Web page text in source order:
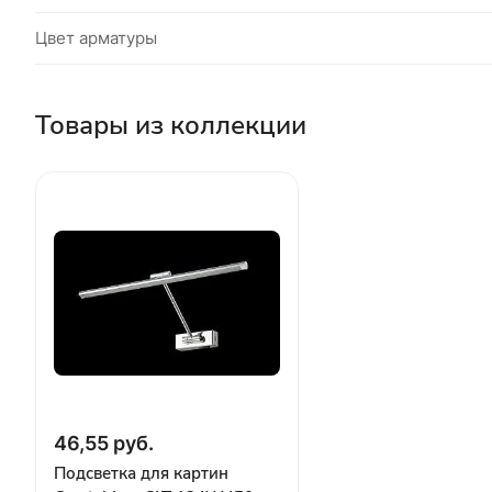
Цвет арматуры
Товары из коллекции
46,55 руб.
Подсветка для картин